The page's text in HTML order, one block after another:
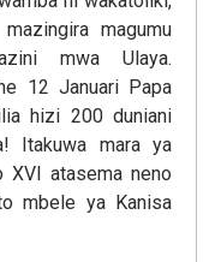
magumu
mwa Ulaya.
12 Januari Papa
hizi 200 duniani
Itakuwa mara ya
XVI atasema neno
mbele ya Kanisa